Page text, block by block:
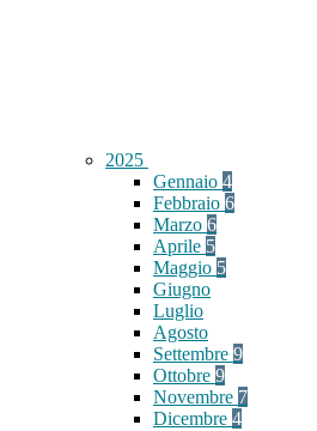
2025
Gennaio 4
Febbraio 6
Marzo 6
Aprile 5
Maggio 5
Giugno
Luglio
Agosto
Settembre 9
Ottobre 9
Novembre 7
Dicembre 4